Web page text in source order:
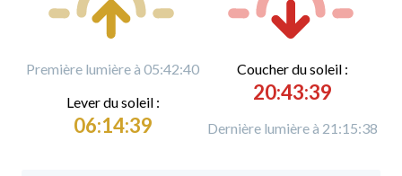
Première lumière à 05:42:40
Lever du soleil :
06:14:39
Coucher du soleil :
20:43:39
Dernière lumière à 21:15:38